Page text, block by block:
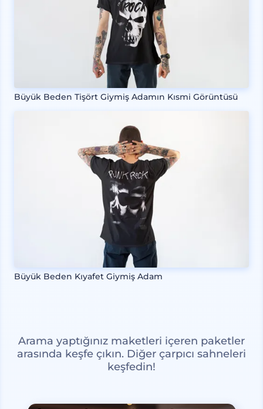
Büyük Beden Tişört Giymiş Adamın Kısmi Görüntüsü
Büyük Beden Kıyafet Giymiş Adam
Arama yaptığınız maketleri içeren paketler
arasında keşfe çıkın. Diğer çarpıcı sahneleri
keşfedin!